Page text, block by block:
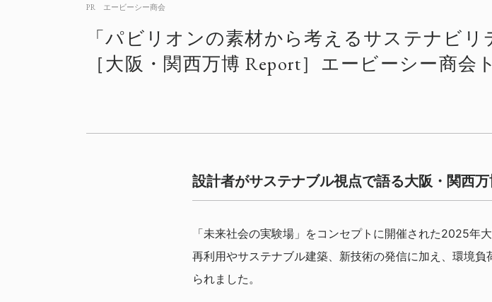
PR エービーシー商会
「パビリオンの素材から考えるサステナビ
［大阪・関西万博 Report］エービーシー商会
設計者がサステナブル視点で語る大阪・関西
「未来社会の実験場」をコンセプトに開催された2025年
再利用やサステナブル建築、新技術の発信に加え、環境
られました。